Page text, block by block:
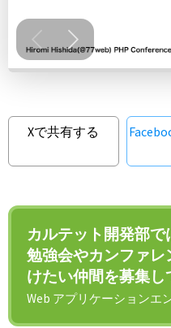
Xで共有する
カルテット開発部で
勉強会やカンファ
けたい仲間を募集し
Web アプリケーションエ